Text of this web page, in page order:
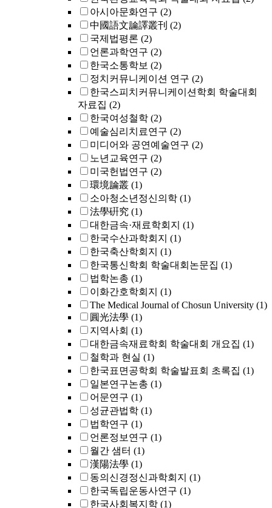
아시아문화연구 (2)
中國語文論譯叢刊 (2)
국제법평론 (2)
언론과학연구 (2)
한국소통학보 (2)
정치커뮤니케이션 연구 (2)
한국스피치커뮤니케이션학회 학술대회
자료집 (2)
한국여성철학 (2)
예술심리치료연구 (2)
미디어와 공연예술연구 (2)
노년교육연구 (2)
미국헌법연구 (2)
環境論叢 (1)
소아청소년정신의학 (1)
法學硏究 (1)
대한금속·재료학회지 (1)
한국수산과학회지 (1)
한국축산학회지 (1)
한국통신학회 학술대회논문집 (1)
법학논총 (1)
이화간호학회지 (1)
The Medical Journal of Chosun University (1)
圓光法學 (1)
지역사회 (1)
대한금속재료학회 학술대회 개요집 (1)
철학과 현실 (1)
한국표면공학회 학술발표회 초록집 (1)
일본연구논총 (1)
어문연구 (1)
성균관법학 (1)
법학연구 (1)
언론정보연구 (1)
월간 샘터 (1)
漢陽法學 (1)
동의신경정신과학회지 (1)
한국독립운동사연구 (1)
한국사회복지학 (1)